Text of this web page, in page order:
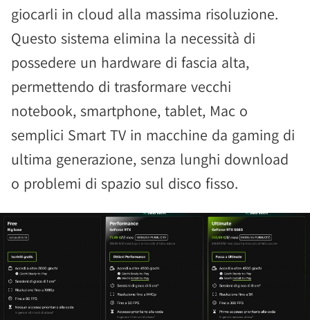
giocarli in cloud alla massima risoluzione.
Questo sistema elimina la necessità di
possedere un hardware di fascia alta,
permettendo di trasformare vecchi
notebook, smartphone, tablet, Mac o
semplici Smart TV in macchine da gaming di
ultima generazione, senza lunghi download
o problemi di spazio sul disco fisso.